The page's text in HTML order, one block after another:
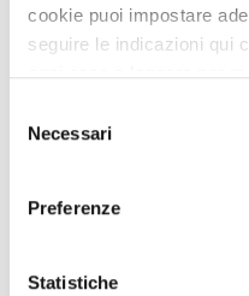
cookie puoi impostare
seguire le indicazioni qui
ogni caso a leggere per
delNecessari
Preferenze
Statistiche
ALTRE NOTIZIE